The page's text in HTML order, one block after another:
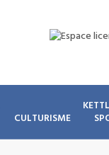
CULTURISME